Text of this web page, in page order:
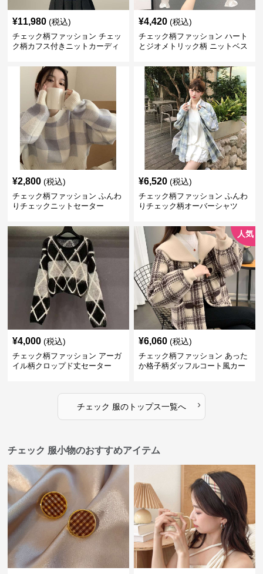
¥11,980 (税込)
チェック柄ファッション チェッ
ク柄カフス付きニットカーディ
¥4,420 (税込)
チェック柄ファッション ハート
とジオメトリック柄 ニットベス
¥2,800 (税込)
チェック柄ファッション ふんわ
りチェックニットセーター
¥6,520 (税込)
チェック柄ファッション ふんわ
りチェック柄オーバーシャツ
¥4,000 (税込)
チェック柄ファッション アーガ
イル柄クロップド丈セーター
人気
¥6,060 (税込)
チェック柄ファッション あった
か格子柄ダッフルコート風カー
チェック 服のトップス一覧へ ›
チェック 服小物のおすすめアイテム